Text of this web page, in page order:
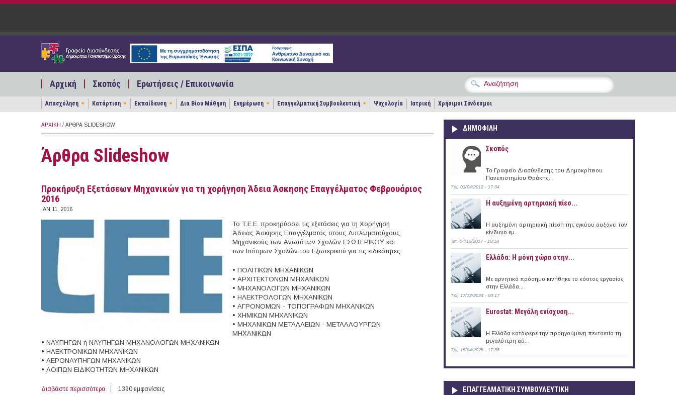
Παράκαμψη προς το κυρίως περιεχόμενο
Αρχική Σκοπός Ερωτήσεις / Επικοινωνία
Απασχόληση Κατάρτιση Εκπαίδευση Δια Βίου Μάθηση Ενημέρωση Επαγγελματική Συμβουλευτική Ψυχολογία Ιατρική Χρήσιμοι Σύνδεσμοι
ΑΡΧΙΚΉ / ΆΡΘΡΑ SLIDESHOW
Άρθρα Slideshow
Προκήρυξη Εξετάσεων Μηχανικών για τη χορήγηση Άδεια Άσκησης Επαγγέλματος Φεβρουάριος
2016
ΙΑΝ 11, 2016
Το Τ.Ε.Ε. προκηρύσσει τις εξετάσεις για τη Χορήγηση
Άδειας Άσκησης Επαγγέλματος στους Διπλωματούχους
Μηχανικούς των Ανωτάτων Σχολών ΕΣΩΤΕΡΙΚΟΥ και
των Ισότιμων Σχολών του Εξωτερικού για τις ειδικότητες:
• ΠΟΛΙΤΙΚΩΝ ΜΗΧΑΝΙΚΩΝ
• ΑΡΧΙΤΕΚΤΟΝΩΝ ΜΗΧΑΝΙΚΩΝ
• ΜΗΧΑΝΟΛΟΓΩΝ ΜΗΧΑΝΙΚΩΝ
• ΗΛΕΚΤΡΟΛΟΓΩΝ ΜΗΧΑΝΙΚΩΝ
• ΑΓΡΟΝΟΜΩΝ - ΤΟΠΟΓΡΑΦΩΝ ΜΗΧΑΝΙΚΩΝ
• ΧΗΜΙΚΩΝ ΜΗΧΑΝΙΚΩΝ
• ΜΗΧΑΝΙΚΩΝ ΜΕΤΑΛΛΕΙΩΝ - ΜΕΤΑΛΛΟΥΡΓΩΝ
ΜΗΧΑΝΙΚΩΝ
• ΝΑΥΠΗΓΩΝ ή ΝΑΥΠΗΓΩΝ ΜΗΧΑΝΟΛΟΓΩΝ ΜΗΧΑΝΙΚΩΝ
• ΗΛΕΚΤΡΟΝΙΚΩΝ ΜΗΧΑΝΙΚΩΝ
• ΑΕΡΟΝΑΥΠΗΓΩΝ ΜΗΧΑΝΙΚΩΝ
• ΛΟΙΠΩΝ ΕΙΔΙΚΟΤΗΤΩΝ ΜΗΧΑΝΙΚΩΝ
Διαβάστε περισσότερα για Προκήρυξη Εξετάσεων Μηχανικών για τη χορήγηση Άδεια Άσκησης Επαγγέλματος Φεβρουάριος 2016
1390 εμφανίσεις
ΔΗΜΟΦΙΛΗ
Σκοπός
Το Γραφείο Διασύνδεσης του Δημοκρίτειου
Πανεπιστημίου Θράκης...
Τρί, 03/04/2012 - 17:34
Η αυξημένη αρτηριακή πίεσ...
Η αυξημένη αρτηριακή πίεση της εγκύου αυξάνει τον
κίνδυνο εμ...
Τετ, 04/10/2017 - 10:18
Ελλάδα: Η μόνη χώρα στην...
Με αρνητικό πρόσημο κινήθηκε το κόστος εργασίας
στην Ελλάδα,...
Τρί, 17/12/2024 - 00:17
Eurostat: Μεγάλη ενίσχυση...
H Ελλάδα κατάφερε την προηγούμενη πενταετία τη
μεγαλύτερη αύ...
Τρί, 15/04/2025 - 17:38
ΕΠΑΓΓΕΛΜΑΤΙΚΉ ΣΥΜΒΟΥΛΕΥΤΙΚΉ